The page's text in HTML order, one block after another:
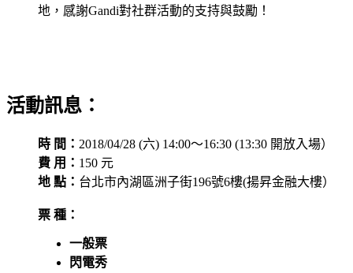
地，感謝Gandi對社群活動的支持與鼓勵！
活動訊息：
時 間： 2018/04/28 (六) 14:00～16:30 (13:30 開放入場）
費 用： 150 元
地 點： 台北市內湖區洲子街196號6樓(揚昇金融大樓）
票 種 ：
一般票
閃電秀